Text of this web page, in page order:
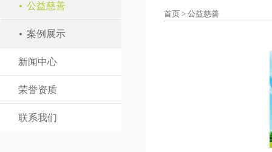
公益慈善
案例展示
新闻中心
荣誉资质
联系我们
首页 > 公益慈善